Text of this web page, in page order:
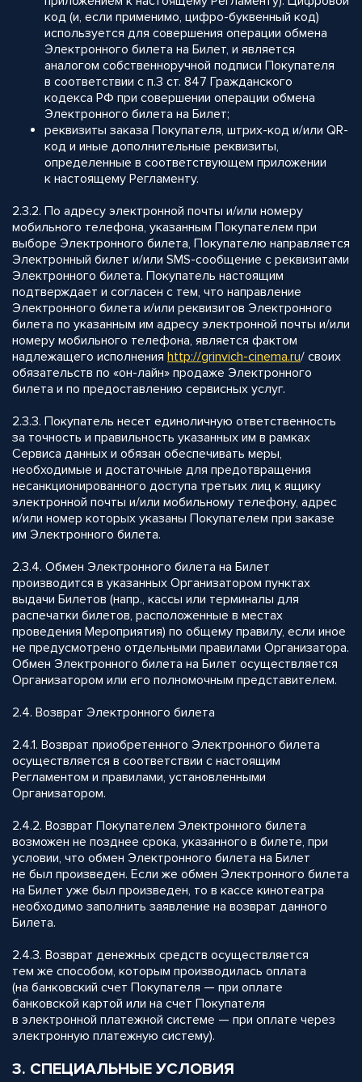
код (и, если применимо, цифро-буквенный код)
используется для совершения операции обмена
Электронного билета на Билет, и является
аналогом собственноручной подписи Покупателя
в соответствии с п.3 ст. 847 Гражданского
кодекса РФ при совершении операции обмена
Электронного билета на Билет;
реквизиты заказа Покупателя, штрих-код и/или QR-
код и иные дополнительные реквизиты,
определенные в соответствующем приложении
к настоящему Регламенту.
2.3.2. По адресу электронной почты и/или номеру
мобильного телефона, указанным Покупателем при
выборе Электронного билета, Покупателю направляется
Электронный билет и/или SMS-сообщение с реквизитами
Электронного билета. Покупатель настоящим
подтверждает и согласен с тем, что направление
Электронного билета и/или реквизитов Электронного
билета по указанным им адресу электронной почты и/или
номеру мобильного телефона, является фактом
надлежащего исполнения http://grinvich-cinema.ru/ своих
обязательств по «он-лайн» продаже Электронного
билета и по предоставлению сервисных услуг.
2.3.3. Покупатель несет единоличную ответственность
за точность и правильность указанных им в рамках
Сервиса данных и обязан обеспечивать меры,
необходимые и достаточные для предотвращения
несанкционированного доступа третьих лиц к ящику
электронной почты и/или мобильному телефону, адрес
и/или номер которых указаны Покупателем при заказе
им Электронного билета.
2.3.4. Обмен Электронного билета на Билет
производится в указанных Организатором пунктах
выдачи Билетов (напр., кассы или терминалы для
распечатки билетов, расположенные в местах
проведения Мероприятия) по общему правилу, если иное
не предусмотрено отдельными правилами Организатора.
Обмен Электронного билета на Билет осуществляется
Организатором или его полномочным представителем.
2.4. Возврат Электронного билета
2.4.1. Возврат приобретенного Электронного билета
осуществляется в соответствии с настоящим
Регламентом и правилами, установленными
Организатором.
2.4.2. Возврат Покупателем Электронного билета
возможен не позднее срока, указанного в билете, при
условии, что обмен Электронного билета на Билет
не был произведен. Если же обмен Электронного билета
на Билет уже был произведен, то в кассе кинотеатра
необходимо заполнить заявление на возврат данного
Билета.
2.4.3. Возврат денежных средств осуществляется
тем же способом, которым производилась оплата
(на банковский счет Покупателя — при оплате
банковской картой или на счет Покупателя
в электронной платежной системе — при оплате через
электронную платежную систему).
3. СПЕЦИАЛЬНЫЕ УСЛОВИЯ